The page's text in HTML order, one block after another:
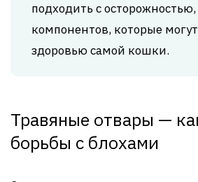
подходить с осторожностью,
компонентов, которые
здоровью самой кошки.
Травяные отвары —
борьбы с блохами